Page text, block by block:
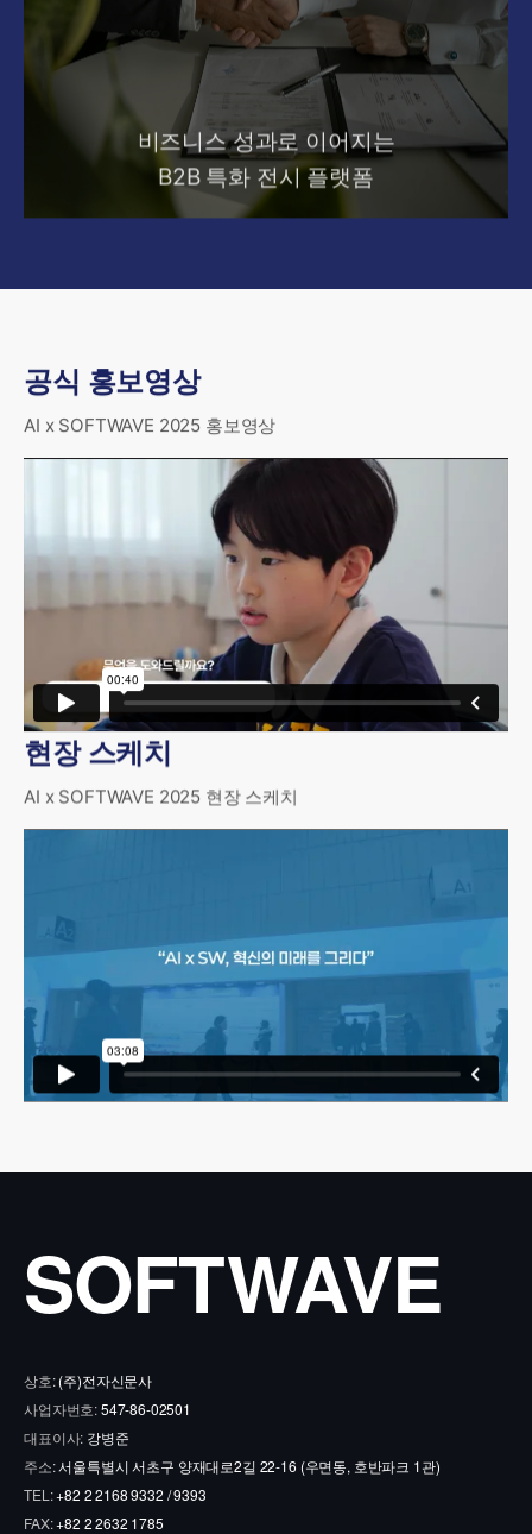
비즈니스 성과로 이어지는
B2B 특화 전시 플랫폼
공식 홍보영상
AI x SOFTWAVE 2025 홍보영상
현장 스케치
AI x SOFTWAVE 2025 현장 스케치
SOFTWAVE
상호:(주)전자신문사
사업자번호:547-86-02501
대표이사: 강병준
주소:서울특별시 서초구 양재대로2길 22-16 (우면동, 호반파크 1관)
TEL:+82 2 2168 9332 / 9393
FAX:+82 2 2632 1785